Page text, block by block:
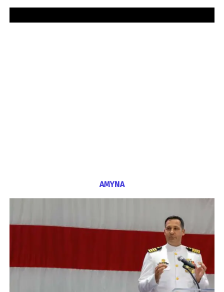
ΑΜΥΝΑ